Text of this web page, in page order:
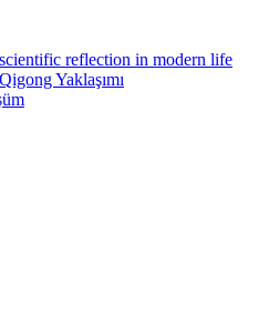
reflection in modern life
Yaklaşımı